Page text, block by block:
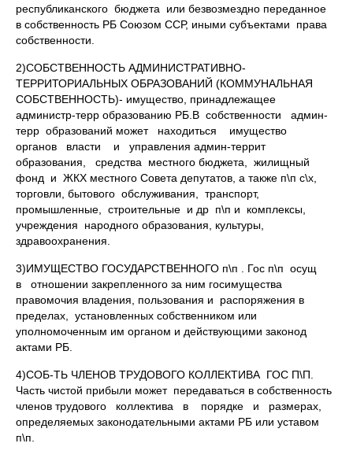
республиканского бюджета или безвозмездно переданное
в собственность РБ Союзом ССР, иными субъектами права
собственности.
2)СОБСТВЕННОСТЬ АДМИНИСТРАТИВНО-
ТЕРРИТОРИАЛЬНЫХ ОБРАЗОВАНИЙ (КОММУНАЛЬНАЯ
СОБСТВЕННОСТЬ)- имущество, принадлежащее
администр-терр образованию РБ.В собственности админ-
терр образований может находиться имущество
органов власти и управления админ-террит
образования, средства местного бюджета, жилищный
фонд и ЖКХ местного Совета депутатов, а также п\п с\х,
торговли, бытового обслуживания, транспорт,
промышленные, строительные и др п\п и комплексы,
учреждения народного образования, культуры,
здравоохранения.
3)ИМУЩЕСТВО ГОСУДАРСТВЕННОГО п\п . Гос п\п осущ
в отношении закрепленного за ним госимущества
правомочия владения, пользования и распоряжения в
пределах, установленных собственником или
уполномоченным им органом и действующими законод
актами РБ.
4)СОБ-ТЬ ЧЛЕНОВ ТРУДОВОГО КОЛЛЕКТИВА ГОС П\П.
Часть чистой прибыли может передаваться в собственность
членов трудового коллектива в порядке и размерах,
определяемых законодательными актами РБ или уставом
п\п.